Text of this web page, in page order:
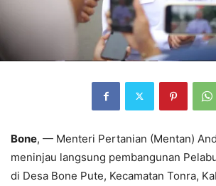
Bone, — Menteri Pertanian (Mentan)
meninjau langsung pembangunan
di Desa Bone Pute, Kecamatan Tonra,